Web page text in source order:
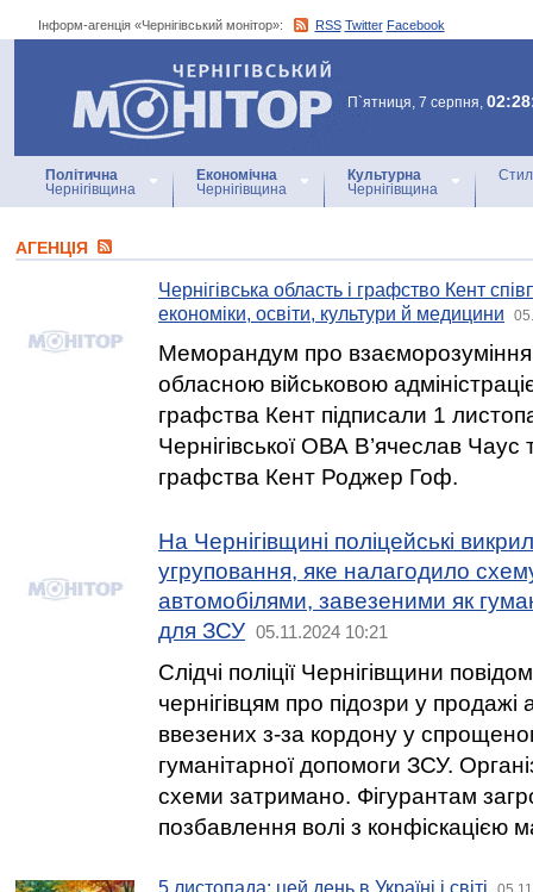
Інформ-агенція «Чернігівський монітор»: RSS Twitter Facebook
Інформ-агенція
«Чернігівський монітор»
П`ятниця, 7 серпня,
Політична
Чернігівщина
Економічна
Чернігівщина
Культурна
Чернігівщина
АГЕНЦIЯ
Чернігівська область і графство Кент
економіки, освіти, культури й медицини
Меморандум про взаєморозуміння
обласною військовою
графства Кент підписали 1
Чернігівської ОВА В’ячеслав
графства Кент Роджер Гоф.
На Чернігівщині поліцейські
угруповання, яке налагодило схему
автомобілями, завезеними як
для ЗСУ 05.11.2024 10:21
Слідчі поліції Чернігівщини
чернігівцям про підозри у продажі
ввезених з-за кордону у
гуманітарної допомоги ЗСУ.
схеми затримано. Фігурантам
позбавлення волі з конфіскацією
5 листопада: цей день в Україні і світі